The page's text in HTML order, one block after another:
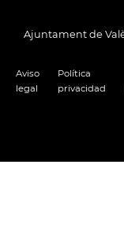
Ajuntament de
Aviso
legal
Política
privacidad